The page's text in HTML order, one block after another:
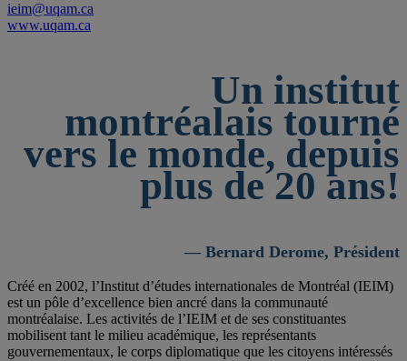
ieim@uqam.ca
www.uqam.ca
Un institut
montréalais tourné
vers le monde, depuis
plus de 20 ans!
— Bernard Derome, Président
Créé en 2002, l’Institut d’études internationales de Montréal (IEIM)
est un pôle d’excellence bien ancré dans la communauté
montréalaise. Les activités de l’IEIM et de ses constituantes
mobilisent tant le milieu académique, les représentants
gouvernementaux, le corps diplomatique que les citoyens intéressés